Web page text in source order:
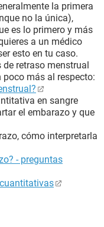
la primera
no la única),
es lo primero y más
a un médico
esto en tu caso.
retraso menstrual
poco más al respecto:
en sangre
el embarazo y que
cómo interpretarla
- preguntas